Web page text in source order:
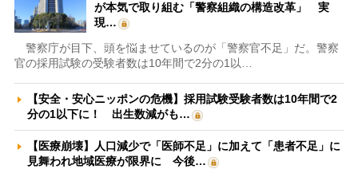
が本気で取り組む「警察組織の構造改革」 実
現…
警察庁が目下、頭を悩ませているのが「警察官不足」だ。警察
官の採用試験の受験者数は10年間で2分の1以…
【安全・安心ニッポンの危機】採用試験受験者数は10年間で2
分の1以下に！ 出生数減がも…
【医療崩壊】人口減少で「医師不足」に加えて「患者不足」に
見舞われ地域医療が限界に 今後…